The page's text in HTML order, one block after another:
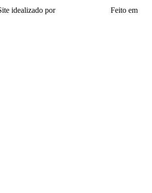
idealizado por
Feito em